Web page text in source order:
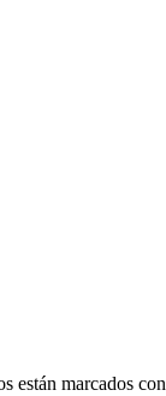
están marcados con